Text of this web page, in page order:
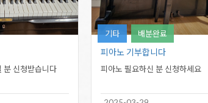
분 신청받습니다
기타 배분완료
피아노 기부합니다
피아노 필요하신 분 신청하세요